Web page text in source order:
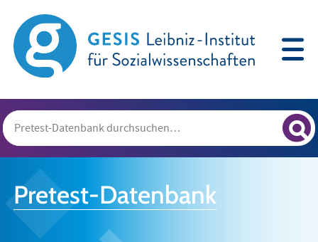
Pretest-Datenbank